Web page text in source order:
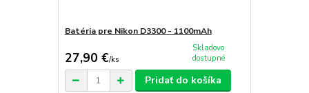
Batéria pre Nikon D3300 - 1100mAh
27,90 €/ks
Skladovo
dostupné
Pridať do košíka